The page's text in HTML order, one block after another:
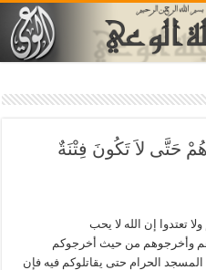
حَتَّى لاَ تَكُونَ فِتْنَةٌ
تعتدوا إن الله لا يحب
وأخرجوهم من حيث أخرجوكم
المسجد الحرام حتى يقاتلوكم فيه فإن